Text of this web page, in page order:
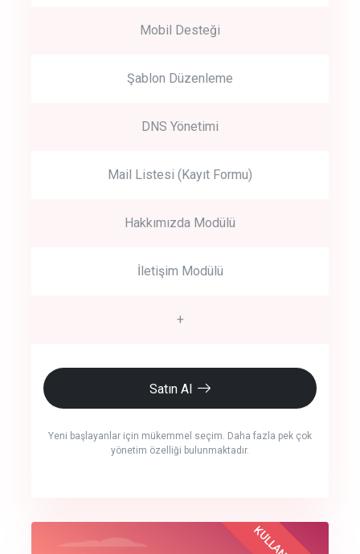
Mobil Desteği
Şablon Düzenleme
DNS Yönetimi
Mail Listesi (Kayıt Formu)
Hakkımızda Modülü
İletişim Modülü
+
Satın Al
Yeni başlayanlar için mükemmel seçim. Daha fazla pek çok
yönetim özelliği bulunmaktadır.
crm auto cync